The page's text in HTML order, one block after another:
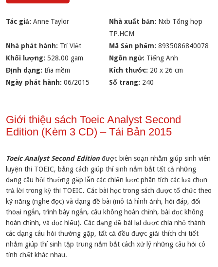
Tác giả:Anne Taylor Nhà xuất bản: Nxb Tổng hợp
TP.HCM
Nhà phát hành: Trí Việt Mã Sản phẩm: 8935086840078
Khối lượng:528.00 gam Ngôn ngữ: Tiếng Anh
Định dạng: Bìa mềm Kích thước: 20 x 26 cm
Ngày phát hành:06/2015 Số trang: 240
Giới thiệu sách Toeic Analyst Second
Edition (Kèm 3 CD) – Tái Bản 2015
Toeic Analyst Second Edition được biên soạn nhằm giúp sinh viên
luyện thi TOEIC, bằng cách giúp thí sinh nắm bắt tất cả những
dạng câu hỏi thường gặp lẫn các chiến lược phân tích các lựa chọn
trả lời trong kỳ thi TOEIC. Các bài học trong sách được tổ chức theo
kỹ năng (nghe đọc) và dạng đề bài (mô tả hình ảnh, hỏi đáp, đối
thoại ngắn, trình bày ngắn, câu không hoàn chỉnh, bài đọc không
hoàn chỉnh, và đọc hiểu). Các dạng đề bài lại được chia nhỏ thành
các dạng câu hỏi thường gặp, tất cả đều được giải thích chi tiết
nhằm giúp thí sinh tập trung nắm bắt cách xử lý những câu hỏi có
tính chất khác nhau.